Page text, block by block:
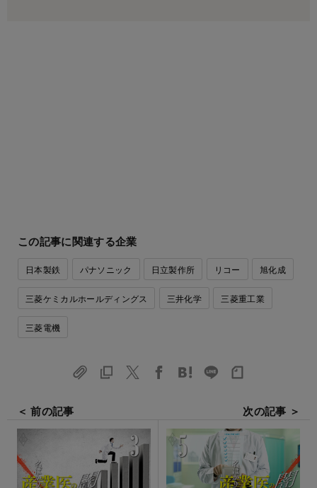
この記事に関連する企業
日本製鉄 パナソニック 日立製作所 リコー 旭化成
三菱ケミカルホールディングス 三井化学 三菱重工業
三菱電機
＜ 前の記事 次の記事 ＞